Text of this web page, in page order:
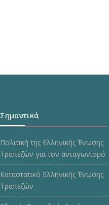
Σημαντικά
Πολιτική της Ελληνικής Ένωσης
Τραπεζών για τον ανταγωνισμό
Καταστατικό Ελληνικής Ένωσης
Τραπεζών